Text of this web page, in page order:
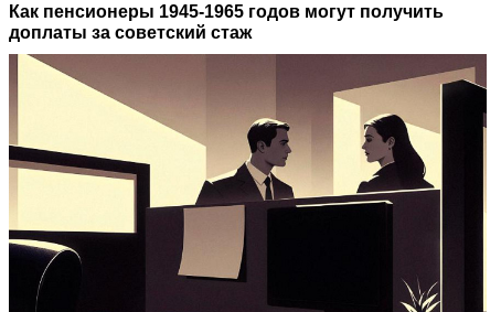
Как пенсионеры 1945-1965 годов могут получить
доплаты за советский стаж